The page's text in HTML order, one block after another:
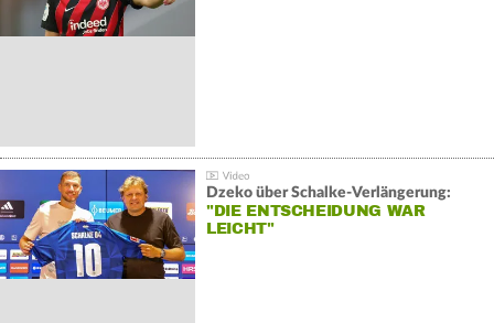
Dzeko über Schalke-Verlängerung:
"DIE ENTSCHEIDUNG WAR
LEICHT"